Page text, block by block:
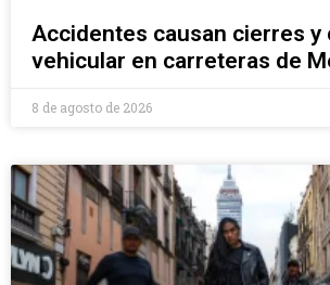
Accidentes causan cierres y
vehicular en carreteras de
8 de agosto de 2026